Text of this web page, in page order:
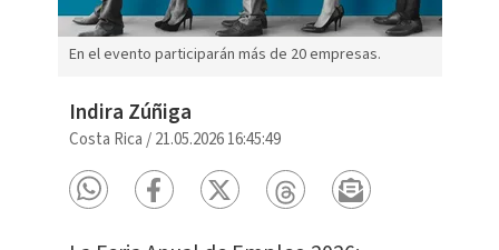
En el evento participarán más de 20 empresas.
Indira Zúñiga
Costa Rica /21.05.2026 16:45:49